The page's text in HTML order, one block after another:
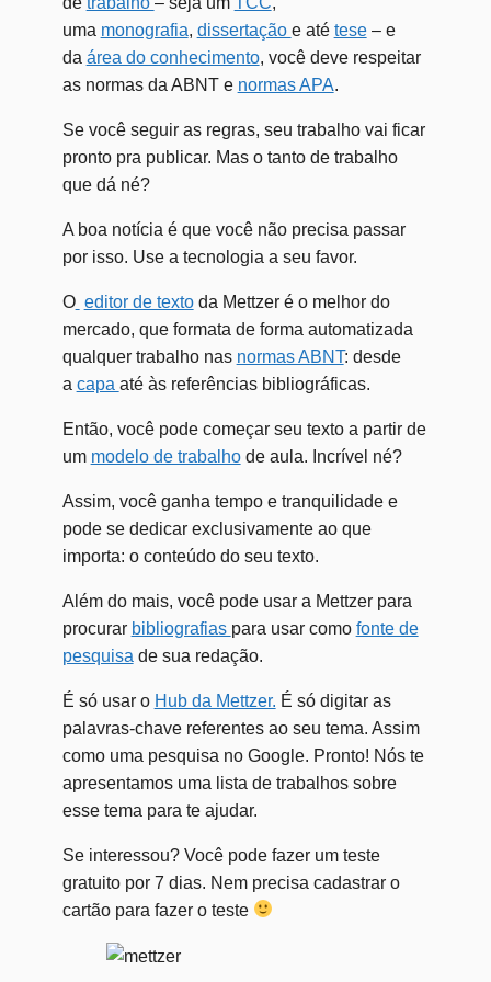
uma monografia, dissertação e até tese– e
da área do conhecimento, você deve respeitar
as normas da ABNT e normas APA.
Se você seguir as regras, seu trabalho vai ficar
pronto pra publicar. Mas o tanto de trabalho
que dá né?
A boa notícia é que você não precisa passar
por isso. Use a tecnologia a seu favor.
O editor de textoda Mettzer é o melhor do
mercado, que formata de forma automatizada
qualquer trabalho nas normas ABNT: desde
a capa até às referências bibliográficas.
Então, você pode começar seu texto a partir de
um modelo de trabalhode aula. Incrível né?
Assim, você ganha tempo e tranquilidade e
pode se dedicar exclusivamente ao que
importa: o conteúdo do seu texto.
Além do mais, você pode usar a Mettzer para
procurar bibliografias para usar como fonte de
pesquisa de sua redação.
É só usar o Hub da Mettzer. É só digitar as
palavras-chave referentes ao seu tema. Assim
como uma pesquisa no Google. Pronto! Nós te
apresentamos uma lista de trabalhos sobre
esse tema para te ajudar.
Se interessou? Você pode fazer um teste
gratuito por 7 dias. Nem precisa cadastrar o
cartão para fazer o teste